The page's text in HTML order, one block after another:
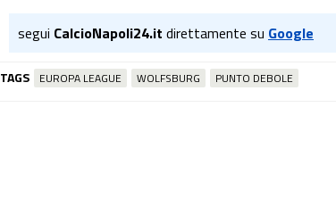
segui CalcioNapoli24.it direttamente su Google
TAGS EUROPA LEAGUE WOLFSBURG PUNTO DEBOLE